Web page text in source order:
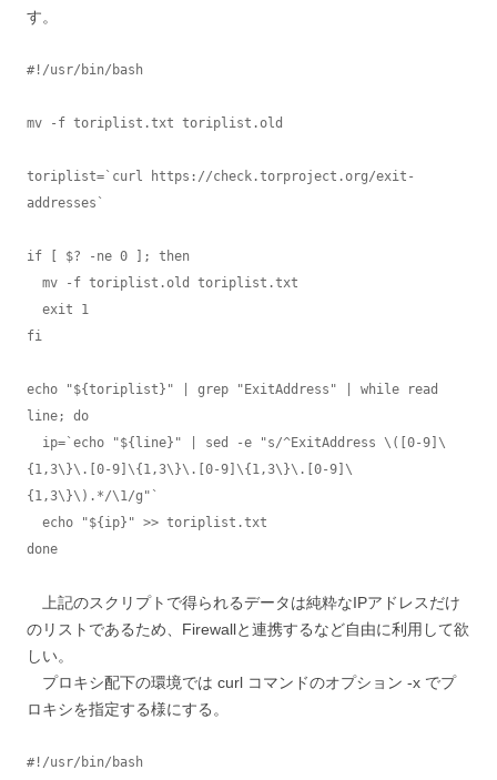
す。
#!/usr/bin/bash
mv -f toriplist.txt toriplist.old
toriplist=`curl https://check.torproject.org/exit-
addresses`
if [ $? -ne 0 ]; then
fi
echo "${toriplist}" | grep "ExitAddress" | while read
line; do
{1,3\}\.[0-9]\{1,3\}\.[0-9]\{1,3\}\.[0-9]\
{1,3\}\).*/\1/g"`
done
上記のスクリプトで得られるデータは純粋なIPアドレスだけ
のリストであるため、Firewallと連携するなど自由に利用して欲
しい。
プロキシ配下の環境では curl コマンドのオプション -x でプ
ロキシを指定する様にする。
#!/usr/bin/bash